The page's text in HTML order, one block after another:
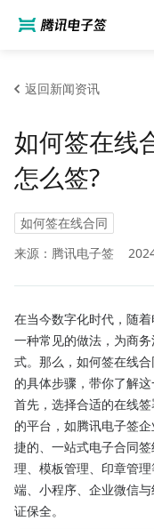
返回新闻资讯
如何签在线
怎么签?
如何签在线合同
来源：腾讯电子签
在当今数字化时代，随
一种常见的做法，为商
式。那么，如何签在线
的具体步骤，带你了解这
首先，选择合适的在线
的平台，如腾讯电子签
捷的、一站式电子合同
理、模板管理、印章管
端、小程序、企业微信
证保全。